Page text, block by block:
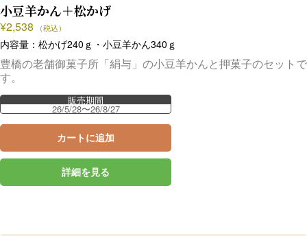
小豆羊かん＋松かげ
¥2,538 （税込）
内容量：松かげ240ｇ・小豆羊かん340ｇ
豊橋の老舗御菓子所「絹与」の小豆羊かんと押菓子のセットで
す。
販売期間
26/5/28〜26/8/27
カートに追加
詳細を見る